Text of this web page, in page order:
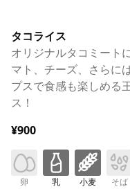
タコライス
オリジナルタコミート
マト、チーズ、さらに
プスで食感も楽しめる
ス！
¥900
卵 乳 小麦 そば